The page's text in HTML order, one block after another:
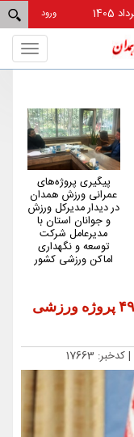
ورود
پیگیری پروژه‌های
عمرانی ورزش همدان
در دیدار مدیرکل ورزش
و جوانان استان با
مدیرعامل شرکت
توسعه و نگهداری
اماکن ورزشی کشور
انعقاد ۳۹۵ قرارداد عمرانی و افتتاح ۴۹ پروژه ورزشی
| کدخبر: 17663